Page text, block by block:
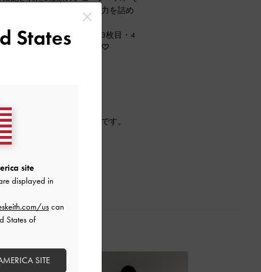
など、一足にたくさんの魅力を詰め
るアイテムなので、ぜひ3枚目・4
りを選んでみてください♡
ン 右:color サンド）
ラス。
ルックにも合わせやすいです。
すい☆彡
ットレンズ使用
States
site
displayed in
uscan
States of
SITE